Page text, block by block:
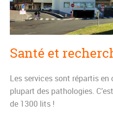
Santé et
Les services sont répartis en
plupart des pathologies.
de 1300 lits !